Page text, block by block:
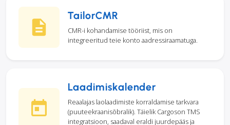
TailorCMR
CMR-i kohandamise tööriist, mis on
integreeritud teie konto aadressiraamatuga.
Laadimiskalender
Reaalajas laolaadimiste korraldamise tarkvara
(puuteekraanisõbralik). Täielik Cargoson TMS
integratsioon, saadaval eraldi juurdepääs ja